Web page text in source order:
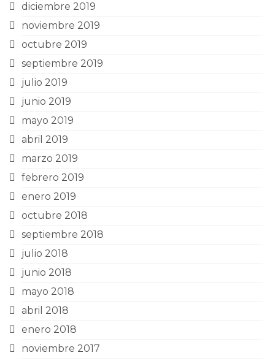
diciembre 2019
noviembre 2019
octubre 2019
septiembre 2019
julio 2019
junio 2019
mayo 2019
abril 2019
marzo 2019
febrero 2019
enero 2019
octubre 2018
septiembre 2018
julio 2018
junio 2018
mayo 2018
abril 2018
enero 2018
noviembre 2017